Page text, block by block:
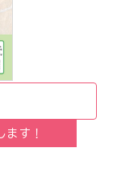
ます！